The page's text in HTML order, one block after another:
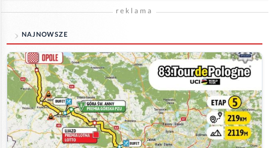
reklama
NAJNOWSZE